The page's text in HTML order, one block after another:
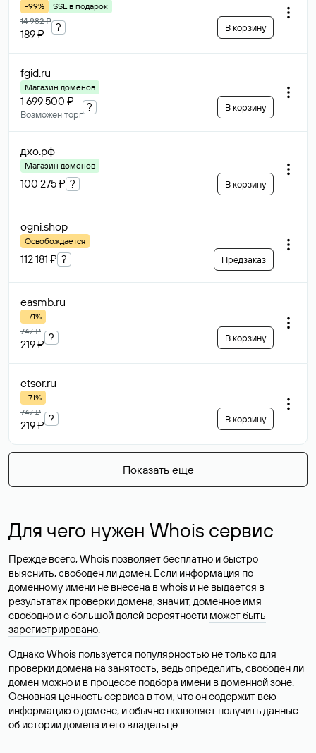
-99%
SSL в подарок
14 982 ₽
189 ₽
? В корзину
fgid.ru
Магазин доменов
1 699 500 ₽
Возможен торг
? В корзину
дхо.рф
Магазин доменов
100 275 ₽ ? В корзину
ogni.shop
Освобождается
112 181 ₽ ? Предзаказ
easmb.ru
-71%
747 ₽
219 ₽
? В корзину
etsor.ru
-71%
747 ₽
219 ₽
? В корзину
Показать еще
Для чего нужен Whois сервис
Прежде всего, Whois позволяет бесплатно и быстро
выяснить, свободен ли домен. Если информация по
доменному имени не внесена в whois и не выдается в
результатах проверки домена, значит, доменное имя
свободно и с большой долей вероятности может быть
зарегистрировано.
Однако Whois пользуется популярностью не только для
проверки домена на занятость, ведь определить, свободен ли
домен можно и в процессе подбора имени в доменной зоне.
Основная ценность сервиса в том, что он содержит всю
информацию о домене, и обычно позволяет получить данные
об истории домена и его владельце.